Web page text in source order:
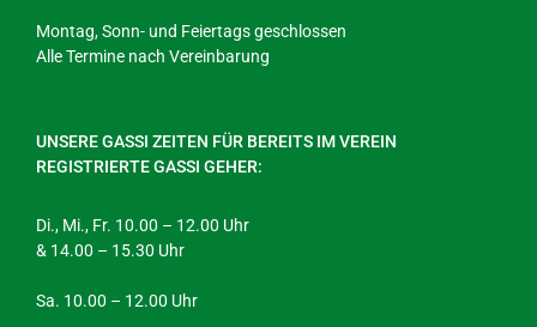
Montag, Sonn- und Feiertags geschlossen
Alle Termine nach Vereinbarung
UNSERE GASSI ZEITEN FÜR BEREITS IM VEREIN
REGISTRIERTE GASSI GEHER:
Di., Mi., Fr. 10.00 – 12.00 Uhr
& 14.00 – 15.30 Uhr
Sa. 10.00 – 12.00 Uhr